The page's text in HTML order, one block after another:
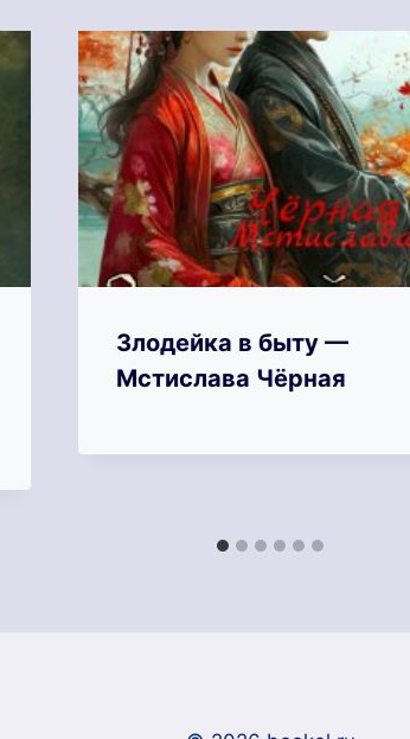
Злодейка в быту —
Мстислава Чёрная